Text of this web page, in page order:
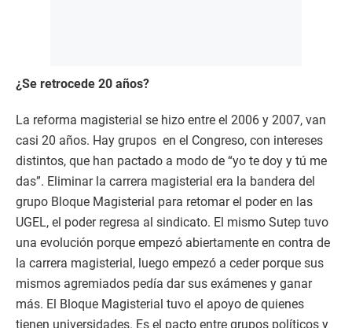
¿Se retrocede 20 años?
La reforma magisterial se hizo entre el 2006 y 2007, van
casi 20 años. Hay grupos en el Congreso, con intereses
distintos, que han pactado a modo de “yo te doy y tú me
das”. Eliminar la carrera magisterial era la bandera del
grupo Bloque Magisterial para retomar el poder en las
UGEL, el poder regresa al sindicato. El mismo Sutep tuvo
una evolución porque empezó abiertamente en contra de
la carrera magisterial, luego empezó a ceder porque sus
mismos agremiados pedía dar sus exámenes y ganar
más. El Bloque Magisterial tuvo el apoyo de quienes
tienen universidades. Es el pacto entre grupos políticos y